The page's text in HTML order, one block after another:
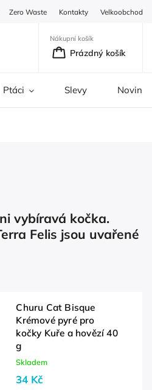
Zero Waste Kontakty Velkoobchod
Nákupní košík
Prázdný košík
Ptáci Slevy Novinky
vybíravá kočka.
Felis jsou uvařené
Churu Cat Bisque
Krémové pyré pro
kočky Kuře a hovězí 40
g
Skladem
34 Kč